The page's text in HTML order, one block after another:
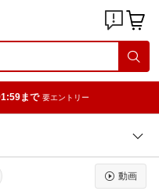
まで 要エントリー
動画